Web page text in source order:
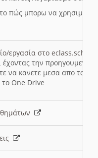
πώς μπορω να
εργασία στο eclass.sch.gr
έχοντας την
να κανετε μεσα απο το
το One Drive